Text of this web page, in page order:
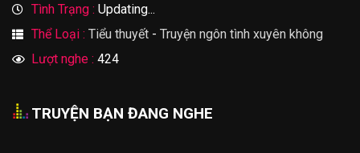
Tình Trạng : Updating...
Thể Loại : Tiểu thuyết - Truyện ngôn tình xuyên không
Lượt nghe : 424
TRUYỆN BẠN ĐANG NGHE